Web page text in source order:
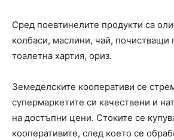
Сред поевтинелите продукти са
колбаси, маслини, чай, почистващи
тоалетна хартия, ориз.
Земеделските кооперативи се
супермаркетите си качествени и
на достъпни цени. Стоките се
кооперативите, след което се